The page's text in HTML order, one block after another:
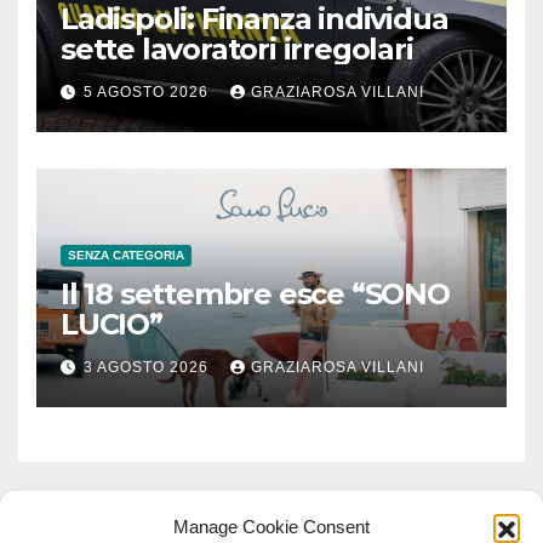
Manage Cookie Consent
Ladispoli: Finanza individua
sette lavoratori irregolari
5 AGOSTO 2026 GRAZIAROSA VILLANI
SENZA CATEGORIA
Il 18 settembre esce “SONO
LUCIO”
3 AGOSTO 2026 GRAZIAROSA VILLANI